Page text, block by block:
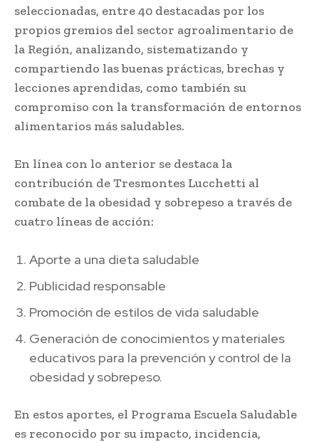
seleccionadas, entre 40 destacadas por los
propios gremios del sector agroalimentario de
la Región, analizando, sistematizando y
compartiendo las buenas prácticas, brechas y
lecciones aprendidas, como también su
compromiso con la transformación de entornos
alimentarios más saludables.
En línea con lo anterior se destaca la
contribución de Tresmontes Lucchetti al
combate de la obesidad y sobrepeso a través de
cuatro líneas de acción:
Aporte a una dieta saludable
Publicidad responsable
Promoción de estilos de vida saludable
Generación de conocimientos y materiales
educativos para la prevención y control de la
obesidad y sobrepeso.
En estos aportes, el Programa Escuela Saludable
es reconocido por su impacto, incidencia,